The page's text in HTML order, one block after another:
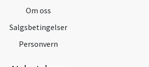
Om oss
Salgsbetingelser
Personvern